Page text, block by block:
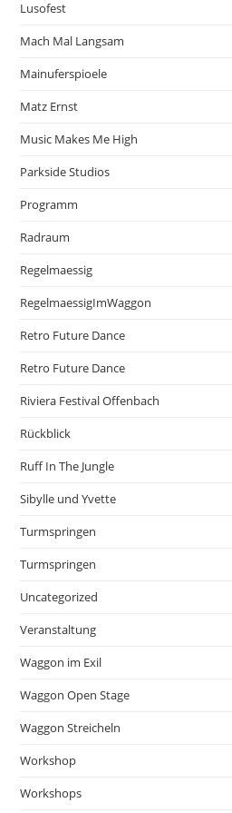
Lusofest
Mach Mal Langsam
Mainuferspioele
Matz Ernst
Music Makes Me High
Parkside Studios
Programm
Radraum
Regelmaessig
RegelmaessigImWaggon
Retro Future Dance
Retro Future Dance
Riviera Festival Offenbach
Rückblick
Ruff In The Jungle
Sibylle und Yvette
Turmspringen
Turmspringen
Uncategorized
Veranstaltung
Waggon im Exil
Waggon Open Stage
Waggon Streicheln
Workshop
Workshops